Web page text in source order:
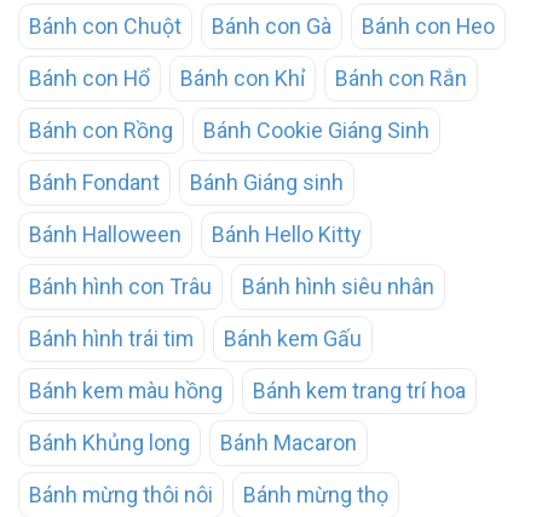
Bánh con Chuột Bánh con Gà Bánh con Heo
Bánh con Hổ Bánh con Khỉ Bánh con Rắn
Bánh con Rồng Bánh Cookie Giáng Sinh
Bánh Fondant Bánh Giáng sinh
Bánh Halloween Bánh Hello Kitty
Bánh hình con Trâu Bánh hình siêu nhân
Bánh hình trái tim Bánh kem Gấu
Bánh kem màu hồng Bánh kem trang trí hoa
Bánh Khủng long Bánh Macaron
Bánh mừng thôi nôi Bánh mừng thọ